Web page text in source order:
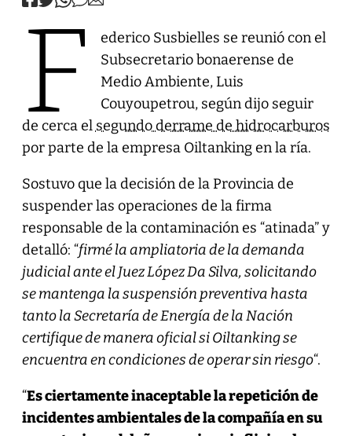
F
ederico Susbielles se reunió con el
Subsecretario bonaerense de
Medio Ambiente, Luis
Couyoupetrou, según dijo seguir
de cerca el segundo derrame de hidrocarburos
por parte de la empresa Oiltanking en la ría.
Sostuvo que la decisión de la Provincia de
suspender las operaciones de la firma
responsable de la contaminación es “atinada” y
detalló: “firmé la ampliatoria de la demanda
judicial ante el Juez López Da Silva, solicitando
se mantenga la suspensión preventiva hasta
tanto la Secretaría de Energía de la Nación
certifique de manera oficial si Oiltanking se
encuentra en condiciones de operar sin riesgo“.
“Es ciertamente inaceptable la repetición de
incidentes ambientales de la compañía en su